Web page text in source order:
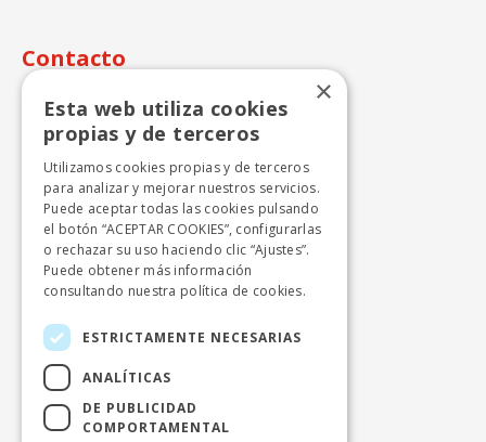
Contacto
Autocares Julián de Castro S.A.
Calle Perdiz n.15
+ 34 918424646
info.cercanias.madrid@avanzagrupo.com
Autocares Beltrán, S.A.
Polígono Industrial el Lanchar, naves 1 y 2
28213 Colmenar del Arroyo - Madrid
+ 34 918651120
×
Esta web utiliza cookies
propias y de terceros
Utilizamos cookies propias y de terceros
para analizar y mejorar nuestros servicios.
Puede aceptar todas las cookies pulsando
el botón “ACEPTAR COOKIES”, configurarlas
o rechazar su uso haciendo clic “Ajustes”.
Puede obtener más información
consultando nuestra política de cookies.
ESTRICTAMENTE NECESARIAS
ANALÍTICAS
DE PUBLICIDAD
COMPORTAMENTAL